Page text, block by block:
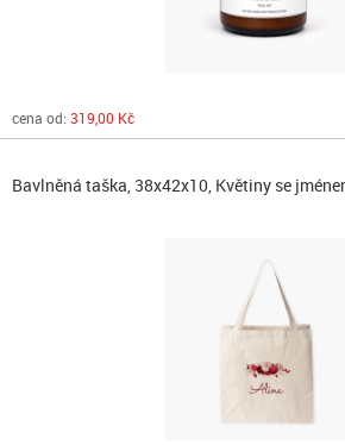
cena od: 319,00 Kč
Bavlněná taška, 38x42x10, Květiny se